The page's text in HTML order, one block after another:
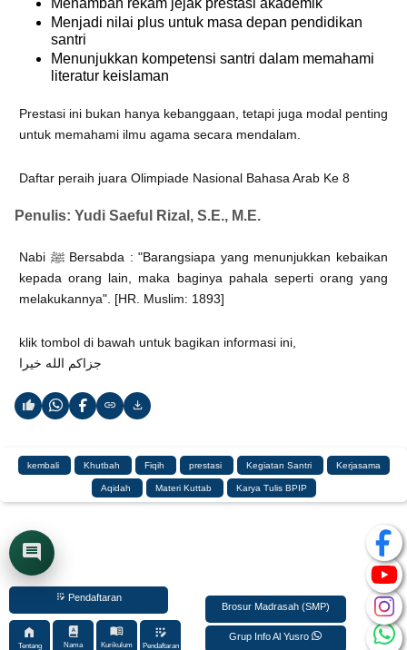
Menjadi nilai plus untuk masa depan pendidikan
santri
Menunjukkan kompetensi santri dalam memahami
literatur keislaman
Prestasi ini bukan hanya kebanggaan, tetapi juga modal penting
untuk memahami ilmu agama secara mendalam.
Daftar peraih juara Olimpiade Nasional Bahasa Arab Ke 8
Penulis: Yudi Saeful Rizal, S.E., M.E.
Nabi ﷺ Bersabda : "Barangsiapa yang menunjukkan kebaikan
kepada orang lain, maka baginya pahala seperti orang yang
melakukannya". [HR. Muslim: 1893]
klik tombol di bawah untuk bagikan informasi ini,
‎جزاكم الله خيرا
kembali Khutbah Fiqih prestasi Kegiatan Santri Kerjasama
Aqidah Materi Kuttab Karya Tulis BPIP
Pendaftaran
Tentang Nama Kurikulum Pendaftaran
Brosur Madrasah (SMP)
Grup Info Al Yusro